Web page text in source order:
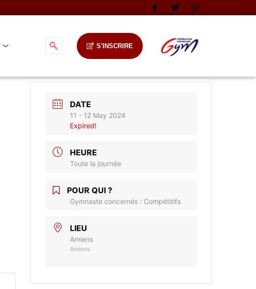
S'INSCRIRE
DATE
11 - 12 May 2024
Expired!
HEURE
Toute la journée
POUR QUI ?
Gymnaste concernés : Compétitifs
LIEU
Amiens
Amiens